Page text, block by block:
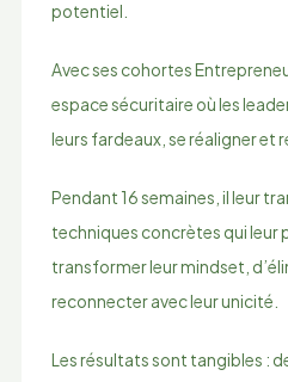
potentiel.
Avec ses cohortes
espace sécuritaire où les
leurs fardeaux, se réaligner et
Pendant 16 semaines, il leur
techniques concrètes qui leur
transformer leur mindset,
reconnecter avec leur unicité.
Les résultats sont tangibles :